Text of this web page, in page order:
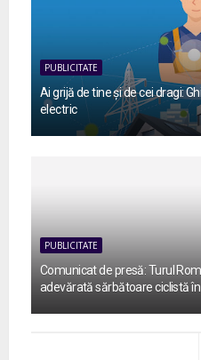
PUBLICITATE
Ai grijă de tine și de cei dragi:
electric
PUBLICITATE
Comunicat de presă: Turul
adevărată sărbătoare ciclistă